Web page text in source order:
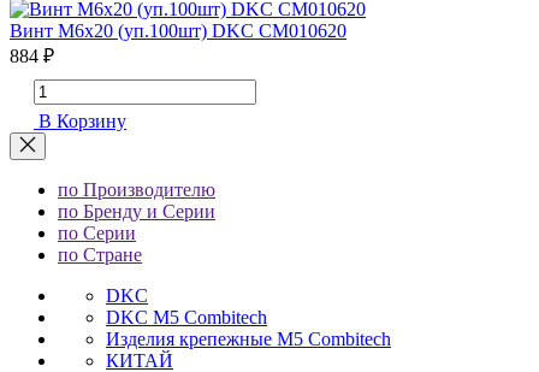
Винт М6х20 (уп.100шт) DKC CM010620
884 ₽
В Корзину
по Производителю
по Бренду и Серии
по Серии
по Стране
DKC
DKC M5 Combitech
Изделия крепежные M5 Combitech
КИТАЙ